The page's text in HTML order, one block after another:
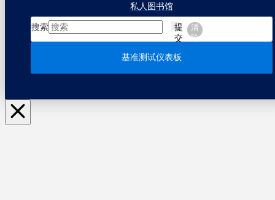
私人图书馆
搜索
提
交
清
除
基准测试仪表板